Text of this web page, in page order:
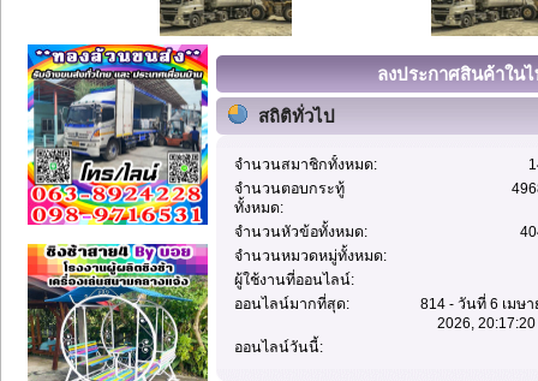
ลงประกาศสินค้าใน
สถิติทั่วไป
จำนวนสมาชิกทั้งหมด:
จำนวนตอบกระทู้
ทั้งหมด:
จำนวนหัวข้อทั้งหมด:
จำนวนหมวดหมู่ทั้งหมด:
ผู้ใช้งานที่ออนไลน์:
ออนไลน์มากที่สุด:
814 - วันที่ 6 เมษ
2026,
ออนไลน์วันนี้: